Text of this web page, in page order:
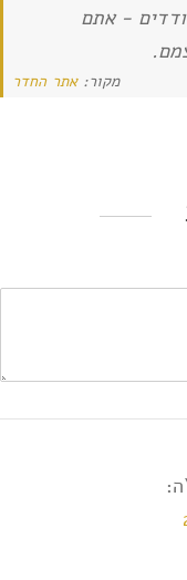
- אתם
מקור:אתר החדר